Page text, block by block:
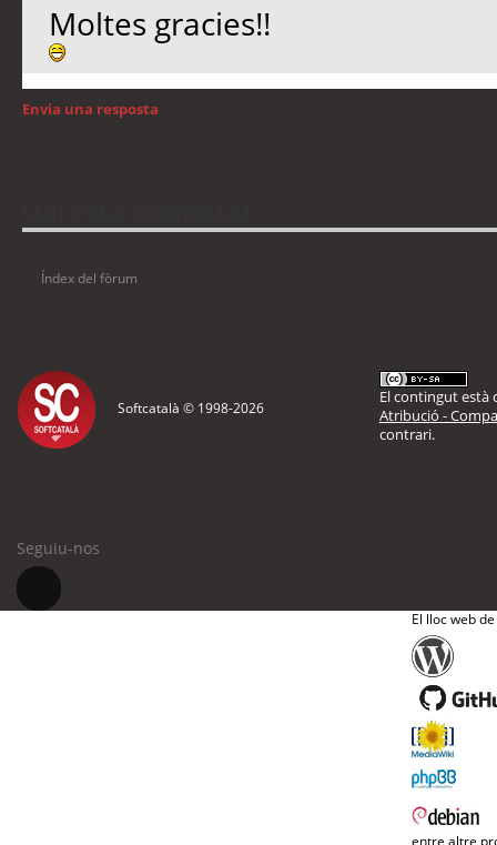
Moltes gracies!!
Envia una resposta
Índex del fòrum
Softcatalà © 1998-2026
El contingut està
Atribució -
contrari.
Seguiu-nos
El lloc web
entre altre